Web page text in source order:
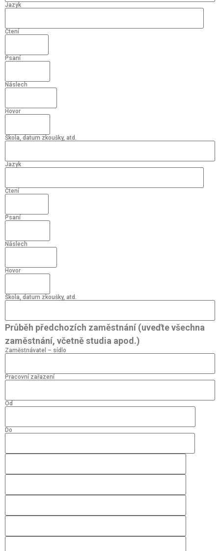
Jazyk
Čtení
Psaní
Náslech
Hovor
Škola, datum zkoušky, atd.
Jazyk
Čtení
Psaní
Náslech
Hovor
Škola, datum zkoušky, atd.
Průběh předchozích zaměstnání (uveďte všechna
zaměstnání, včetně studia apod.)
Zaměstnávatel – sídlo
Pracovní zařazení
Od
Do